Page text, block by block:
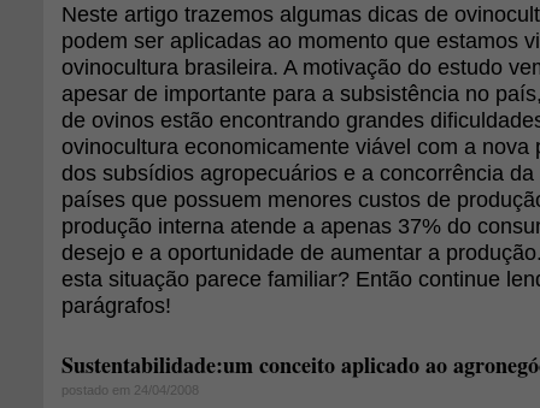
Neste artigo trazemos algumas dicas de
podem ser aplicadas ao momento que estamos
ovinocultura brasileira. A motivação do estudo
apesar de importante para a subsistência no
de ovinos estão encontrando grandes
ovinocultura economicamente viável com a nova
dos subsídios agropecuários e a concorrência
países que possuem menores custos de
produção interna atende a apenas 37% do
desejo e a oportunidade de aumentar a
esta situação parece familiar? Então continue
parágrafos!
Sustentabilidade:um conceito aplicado ao
postado em 24/04/2008